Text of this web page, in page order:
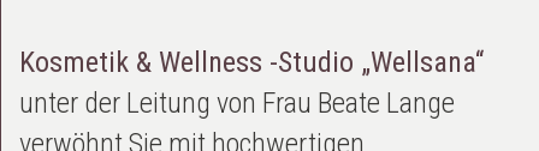
Kosmetik & Wellness -Studio „Wellsana“
unter der Leitung von Frau Beate Lange
verwöhnt Sie mit hochwertigen